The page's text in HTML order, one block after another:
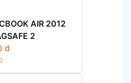
AIR 2012
2
đ